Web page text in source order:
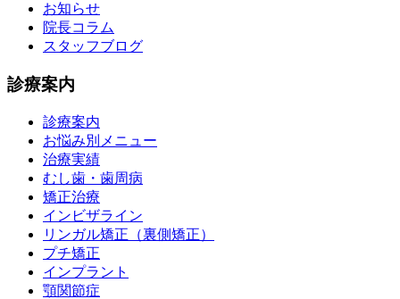
お知らせ
院長コラム
スタッフブログ
診療案内
診療案内
お悩み別メニュー
治療実績
むし歯・歯周病
矯正治療
インビザライン
リンガル矯正（裏側矯正）
プチ矯正
インプラント
顎関節症